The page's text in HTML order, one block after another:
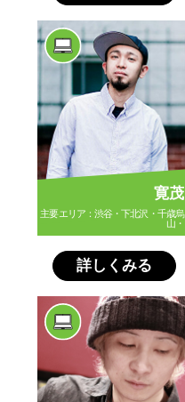
寛茂
主要エリア：渋谷・下北沢・千歳烏
山・
詳しくみる